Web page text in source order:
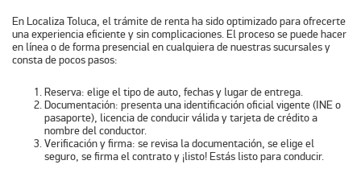
En Localiza Toluca, el trámite de renta ha sido optimizado para ofrecerte
una experiencia eficiente y sin complicaciones. El proceso se puede hacer
en línea o de forma presencial en cualquiera de nuestras sucursales y
consta de pocos pasos:
Reserva: elige el tipo de auto, fechas y lugar de entrega.
Documentación: presenta una identificación oficial vigente (INE o
pasaporte), licencia de conducir válida y tarjeta de crédito a
nombre del conductor.
Verificación y firma: se revisa la documentación, se elige el
seguro, se firma el contrato y ¡listo! Estás listo para conducir.